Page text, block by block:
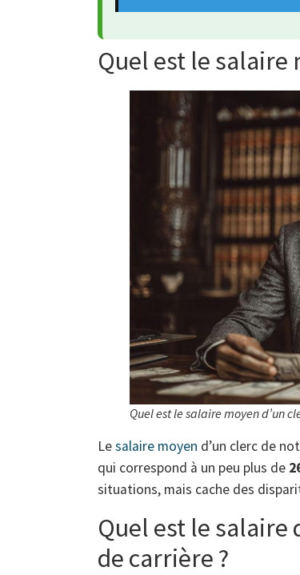
Quel est le salaire
Quel est le salaire moyen d’un
Lesalaire moyen d’un clerc de
qui correspond à un peu plus de
situations, mais cache des
Quel est le salaire
de carrière ?